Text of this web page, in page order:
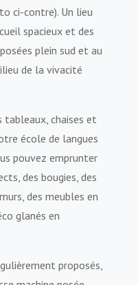
ci-contre). Un lieu
spacieux et des
plein sud et au
de la vivacité
tableaux, chaises et
école de langues
pouvez emprunter
des bougies, des
des meubles en
glanés en
proposés,